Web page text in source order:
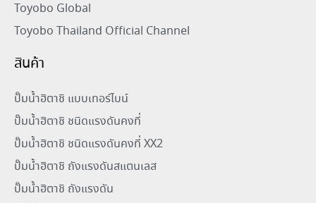
Toyobo Global
Toyobo Thailand Official Channel
สินค้า
ปั๊มน้ำฮิตาชิ แบบเทอร์ไบน์
ปั๊มน้ำฮิตาชิ ชนิดแรงดันคงที่
ปั๊มน้ำฮิตาชิ ชนิดแรงดันคงที่ XX2
ปั๊มน้ำฮิตาชิ ถังแรงดันสแตนเลส
ปั๊มน้ำฮิตาชิ ถังแรงดัน